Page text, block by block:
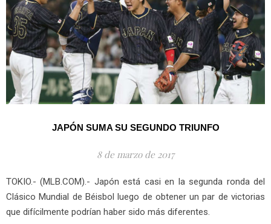
JAPÓN SUMA SU SEGUNDO TRIUNFO
8 de marzo de 2017
TOKIO.- (MLB.COM).- Japón está casi en la segunda ronda del
Clásico Mundial de Béisbol luego de obtener un par de victorias
que difícilmente podrían haber sido más diferentes.